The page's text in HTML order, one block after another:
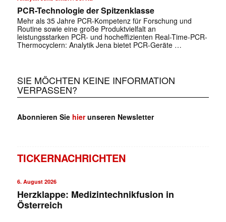
PCR-Technologie der Spitzenklasse
Mehr als 35 Jahre PCR-Kompetenz für Forschung und
Routine sowie eine große Produktvielfalt an
leistungsstarken PCR- und hocheffizienten Real-Time-PCR-
Thermocyclern: Analytik Jena bietet PCR-Geräte …
SIE MÖCHTEN KEINE INFORMATION
VERPASSEN?
Abonnieren Sie hierunseren Newsletter
TICKERNACHRICHTEN
6. August 2026
Herzklappe: Medizintechnikfusion in
Österreich